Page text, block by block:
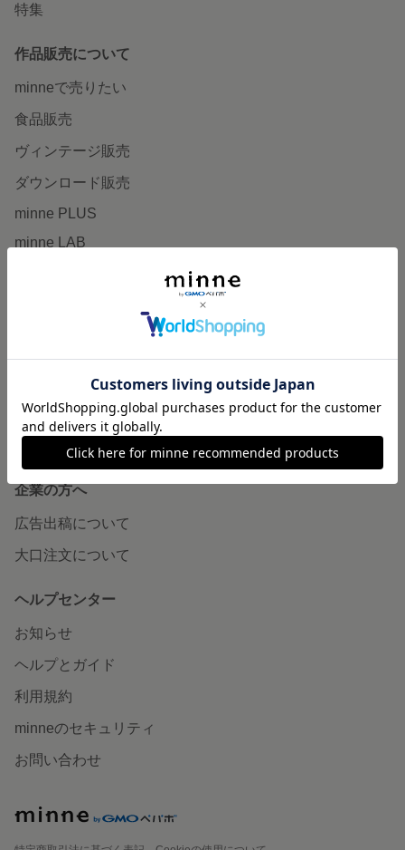
特集
作品販売について
minneで売りたい
食品販売
ヴィンテージ販売
ダウンロード販売
minne PLUS
minne LAB
販売支援企画・イベント
minne学習帖
ニュース
minneの本
企業の方へ
広告出稿について
大口注文について
ヘルプセンター
お知らせ
ヘルプとガイド
利用規約
minneのセキュリティ
お問い合わせ